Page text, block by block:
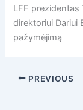
LFF prezidentas
direktoriui Dariui
pažymėjimą
PREVIOUS